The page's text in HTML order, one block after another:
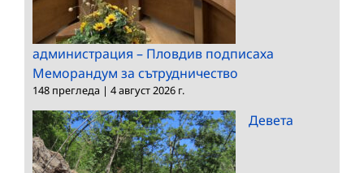
администрация – Пловдив подписаха
Меморандум за сътрудничество
148 прегледа | 4 август 2026 г.
Девета